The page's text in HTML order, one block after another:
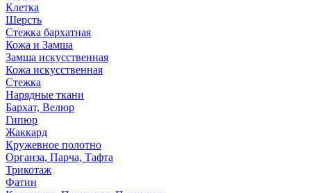
Клетка
Шерсть
Стежка бархатная
Кожа и Замша
Замша искусственная
Кожа искусственная
Стежка
Нарядные ткани
Бархат, Велюр
Гипюр
Жаккард
Кружевное полотно
Органза, Парча, Тафта
Трикотаж
Фатин